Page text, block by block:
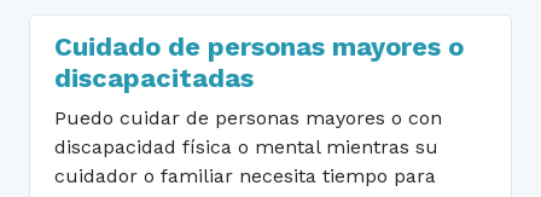
Cuidado de personas mayores o
discapacitadas
Puedo cuidar de personas mayores o con
discapacidad física o mental mientras su
cuidador o familiar necesita tiempo para